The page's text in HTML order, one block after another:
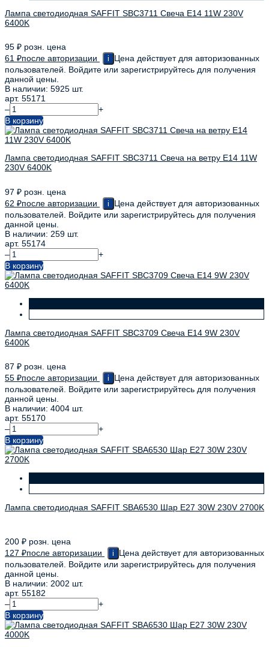
Лампа светодиодная SAFFIT SBC3711 Свеча E14 11W 230V
6400K
95 ₽ розн. цена
61 ₽после авторизации i
Цена действует для авторизованных
пользователей. Войдите или зарегистрируйтесь для получения
данной цены.
В наличии: 5925 шт.
арт. 55171
–
+
В корзину
Лампа светодиодная SAFFIT SBC3711 Свеча на ветру E14 11W
230V 6400K
97 ₽ розн. цена
62 ₽после авторизации i
Цена действует для авторизованных
пользователей. Войдите или зарегистрируйтесь для получения
данной цены.
В наличии: 259 шт.
арт. 55174
–
+
В корзину
Лампа светодиодная SAFFIT SBC3709 Свеча E14 9W 230V
6400K
87 ₽ розн. цена
55 ₽после авторизации i
Цена действует для авторизованных
пользователей. Войдите или зарегистрируйтесь для получения
данной цены.
В наличии: 4004 шт.
арт. 55170
–
+
В корзину
Лампа светодиодная SAFFIT SBA6530 Шар E27 30W 230V 2700K
200 ₽ розн. цена
127 ₽после авторизации i
Цена действует для авторизованных
пользователей. Войдите или зарегистрируйтесь для получения
данной цены.
В наличии: 2002 шт.
арт. 55182
–
+
В корзину